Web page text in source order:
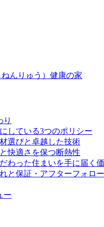
り
している3つのポリシー
選びと卓越した技術
快適さを保つ断熱性
だわった住まいを手に届く
と保証・アフターフォロー
ー